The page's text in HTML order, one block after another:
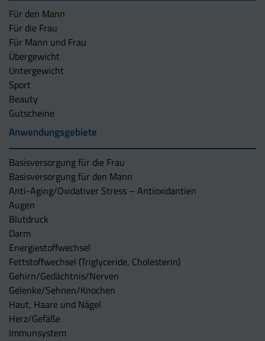
Für den Mann
Für die Frau
Für Mann und Frau
Übergewicht
Untergewicht
Sport
Beauty
Gutscheine
Anwendungsgebiete
Basisversorgung für die Frau
Basisversorgung für den Mann
Anti-Aging/Oxidativer Stress – Antioxidantien
Augen
Blutdruck
Darm
Energiestoffwechsel
Fettstoffwechsel (Triglyceride, Cholesterin)
Gehirn/Gedächtnis/Nerven
Gelenke/Sehnen/Knochen
Haut, Haare und Nägel
Herz/Gefäße
Immunsystem